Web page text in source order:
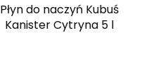
Płyn do naczyń Kubuś
Kanister Cytryna 5 l